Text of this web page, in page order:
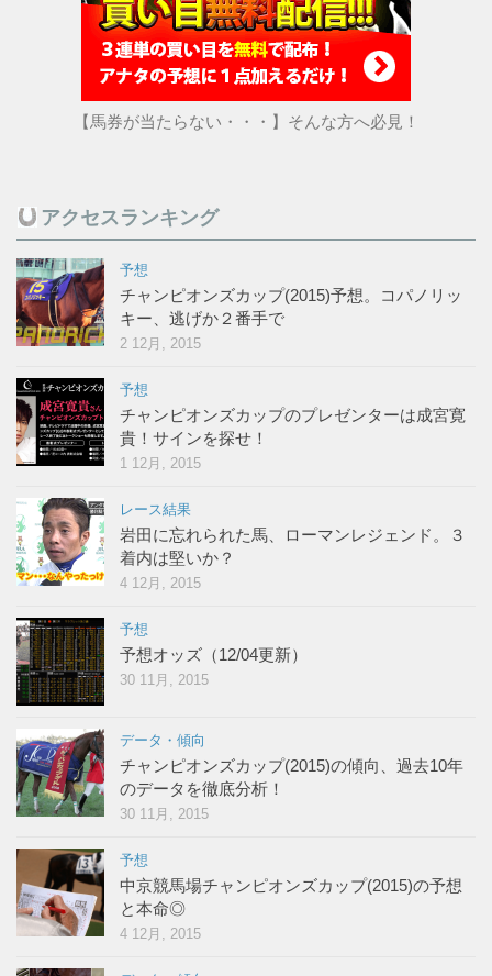
【馬券が当たらない・・・】そんな方へ必見！
アクセスランキング
予想
チャンピオンズカップ(2015)予想。コパノリッ
キー、逃げか２番手で
2 12月, 2015
予想
チャンピオンズカップのプレゼンターは成宮寛
貴！サインを探せ！
1 12月, 2015
レース結果
岩田に忘れられた馬、ローマンレジェンド。３
着内は堅いか？
4 12月, 2015
予想
予想オッズ（12/04更新）
30 11月, 2015
データ・傾向
チャンピオンズカップ(2015)の傾向、過去10年
のデータを徹底分析！
30 11月, 2015
予想
中京競馬場チャンピオンズカップ(2015)の予想
と本命◎
4 12月, 2015